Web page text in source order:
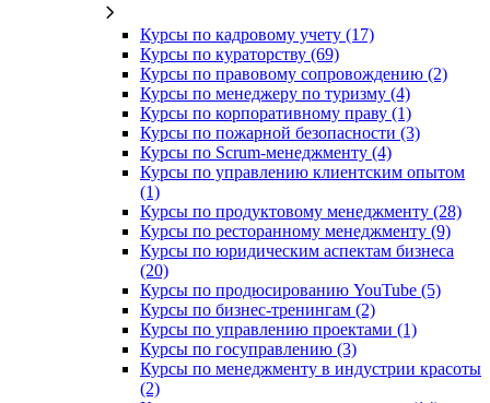
Курсы по кадровому учету (17)
Курсы по кураторству (69)
Курсы по правовому сопровождению (2)
Курсы по менеджеру по туризму (4)
Курсы по корпоративному праву (1)
Курсы по пожарной безопасности (3)
Курсы по Scrum-менеджменту (4)
Курсы по управлению клиентским опытом
(1)
Курсы по продуктовому менеджменту (28)
Курсы по ресторанному менеджменту (9)
Курсы по юридическим аспектам бизнеса
(20)
Курсы по продюсированию YouTube (5)
Курсы по бизнес-тренингам (2)
Курсы по управлению проектами (1)
Курсы по госуправлению (3)
Курсы по менеджменту в индустрии красоты
(2)